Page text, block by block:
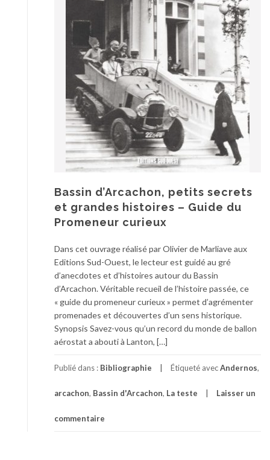
Bassin d’Arcachon, petits secrets
et grandes histoires – Guide du
Promeneur curieux
Dans cet ouvrage réalisé par Olivier de Marliave aux
Editions Sud-Ouest, le lecteur est guidé au gré
d’anecdotes et d’histoires autour du Bassin
d’Arcachon. Véritable recueil de l’histoire passée, ce
« guide du promeneur curieux » permet d’agrémenter
promenades et découvertes d’un sens historique.
Synopsis Savez-vous qu’un record du monde de ballon
aérostat a abouti à Lanton, […]
Publié dans : Bibliographie Étiqueté avecAndernos,
arcachon, Bassin d'Arcachon, La teste Laisser un
commentaire